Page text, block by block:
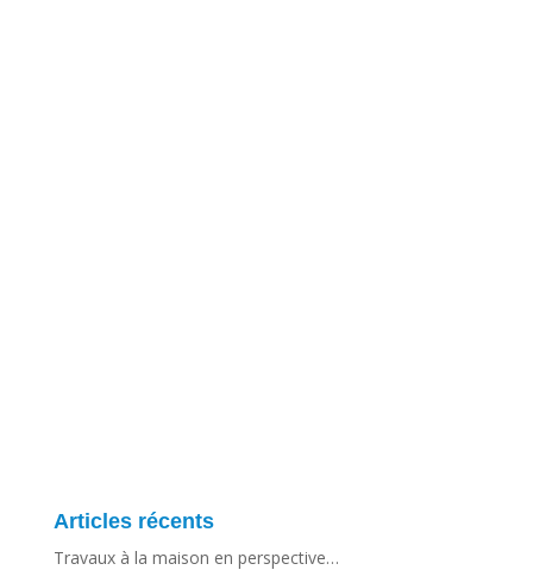
Articles récents
Travaux à la maison en perspective…